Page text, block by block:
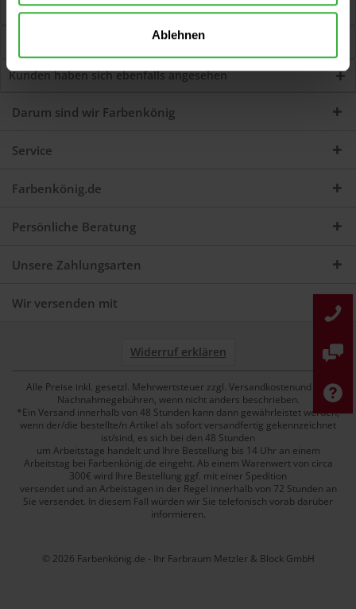
Ablehnen
Systemprodukte
Kunden haben sich ebenfalls angesehen
Darum sind wir Farbenkönig
Service
Farbenkönig.de
Persönliche Beratung
Unsere Zahlungsarten
Wir versenden mit
Widerruf erklären
Alle Preise inkl. gesetzl. Mehrwertsteuer zzgl. Versandkostenund ggf.
Nachnahmegebühren, wenn nicht anders beschrieben.
*Ein Versand innerhalb von 48 Stunden kann dann gewährleistet werden,
wenn der/die bestellte/n Artikel als sofort versandfertig gekennzeichnet
ist/sind, es sich bei den 48 Stunden
um Arbeitstage handelt und Ihre Bestellung bis 14 Uhr an einem
Arbeitstag bei Farbenkönig.de eingeht. Ab einem Warenwert von circa
300€ wird Ihre Bestellung ggf. mit einer Spedition
versendet und an Arbeistagen in der Regel innerhalb von 72 Stunden an
Sie versendet. In diesem Fall würden wir Sie telefonisch vorab darüber
informieren.
© 2026 Farbenkönig.de - Ihr Farbraum Metzler & Block GmbH